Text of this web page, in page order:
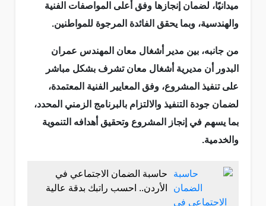
ميدانيًا، لضمان إنجازها وفق أعلى المواصفات الفنية
والهندسية، وبما يحقق الفائدة المرجوة للمواطنين.
من جانبه، بين مدير أشغال معان المهندس عمران
البدور أن مديرية أشغال معان تشرف بشكل مباشر
على تنفيذ المشروع، وفق المعايير الفنية المعتمدة،
لضمان جودة التنفيذ والالتزام بالبرنامج الزمني المحدد،
بما يسهم في إنجاز المشروع وتحقيق أهدافه التنموية
والخدمية.
حاسبة الضمان الاجتماعي في
الأردن.. احسب راتبك بدقة عالية